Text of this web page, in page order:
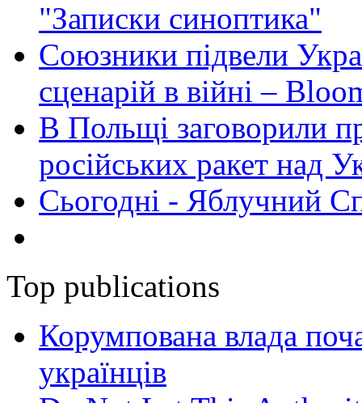
"Записки синоптика"
Союзники підвели
сценарій в війні –
В Польщі заговорили
російських ракет над
Сьогодні - Яблучний
Top publications
Корумпована влада
українців